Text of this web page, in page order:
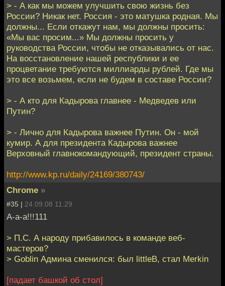
> - А как мы можем улучшить свою жизнь без
России? Никак нет. Россия - это матушка родная. Мы
должны... Если откажут нам, мы должны просить:
«Мы вас просим...» Мы должны просить у
руководства России, чтобы не отказывались от нас.
На восстановление нашей республики и ее
процветание требуются миллиарды рублей. Где мы
это все возьмем, если не будем в составе России?
> - А кто для Кадырова главнее - Медведев или
Путин?
> - Лично для Кадырова важнее Путин. Он - мой
кумир. А для президента Кадырова важнее
Верховный главнокомандующий, президент страны.
http://www.kp.ru/daily/24169/380743/
Chrome »
#35 | 24.09.08 11:29
А-а-а!!!111
> П.С. А народу прибавилось в команде веб-
мастеров?
> Goblin Админа сменился: был littleB, стал Merkin
[падает башкой об стол]